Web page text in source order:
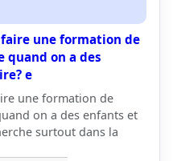
une formation de
quand on a des
e
une formation de
on a des enfants et
surtout dans la